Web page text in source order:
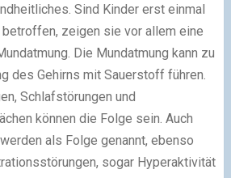
Sind Kinder erst einmal
zeigen sie vor allem eine
Die Mundatmung kann zu
des Gehirns mit Sauerstoff führen.
Schlafstörungen und
können die Folge sein. Auch
als Folge genannt, ebenso
sogar Hyperaktivität